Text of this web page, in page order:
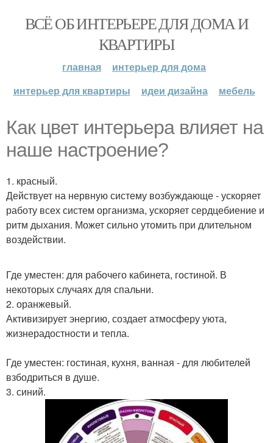
ВСЁ ОБ ИНТЕРЬЕРЕ ДЛЯ ДОМА И
КВАРТИРЫ
главная
интерьер для дома
интерьер для квартиры
идеи дизайна мебель
Как цвет интерьера влияет на
наше настроение?
1. красный.
Действует на нервную систему возбуждающе - ускоряет
работу всех систем организма, ускоряет сердцебиение и
ритм дыхания. Может сильно утомить при длительном
воздействии.
Где уместен: для рабочего кабинета, гостиной. В
некоторых случаях для спальни.
2. оранжевый.
Активизирует энергию, создает атмосферу уюта,
жизнерадостности и тепла.
Где уместен: гостиная, кухня, ванная - для любителей
взбодриться в душе.
3. синий.